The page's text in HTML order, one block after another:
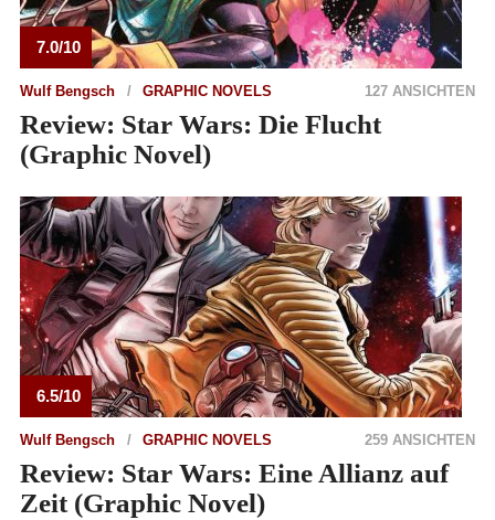
7.0/10
Wulf Bengsch GRAPHIC NOVELS 127 ANSICHTEN
Review: Star Wars: Die Flucht
(Graphic Novel)
6.5/10
Wulf Bengsch GRAPHIC NOVELS 259 ANSICHTEN
Review: Star Wars: Eine Allianz auf
Zeit (Graphic Novel)